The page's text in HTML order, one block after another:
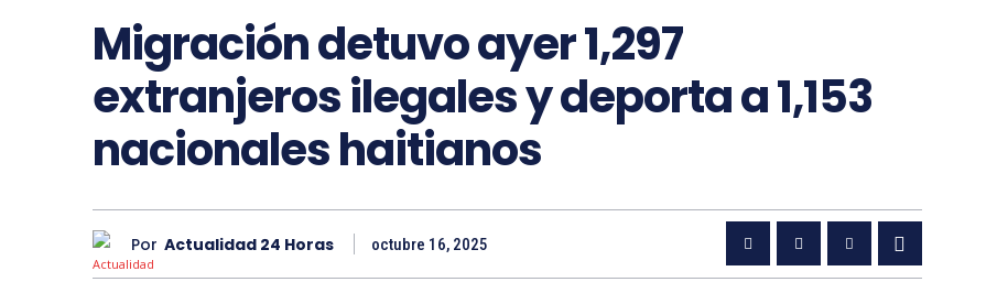
Migración detuvo ayer 1,297
extranjeros ilegales y deporta a 1,153
nacionales haitianos
Por Actualidad 24 Horas octubre 16, 2025